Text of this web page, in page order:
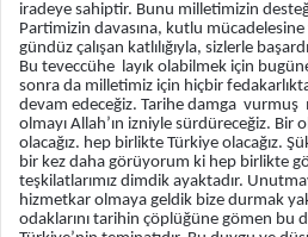
iradeye sahiptir. Bunu milletimizin
Partimizin davasına, kutlu
gündüz çalışan katlılığıyla, sizlerle
Bu teveccühe layık olabilmek için
sonra da milletimiz için hiçbir
devam edeceğiz. Tarihe damga
olmayı Allah’ın izniyle sürdüreceğiz. Bir
olacağız. hep birlikte Türkiye olacağız.
bir kez daha görüyorum ki hep birlikte
teşkilatlarımız dimdik ayaktadır.
hizmetkar olmaya geldik bize durmak
odaklarını tarihin çöplüğüne gömen bu